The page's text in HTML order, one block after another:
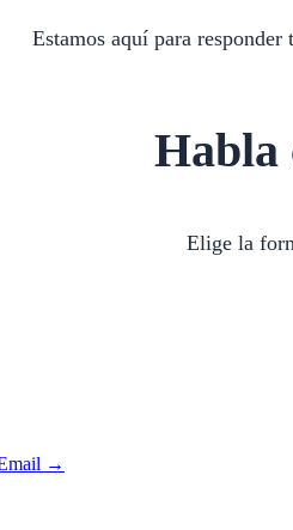
Estamos aquí para
Habla
Elige la
→